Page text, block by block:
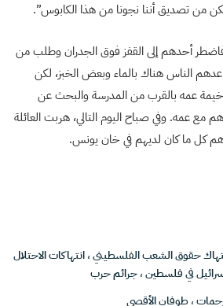
من تصديق أننا نجونا من هذا الكابوس”.
أحدهم إلى القفز فوق الجدران وطلب من
الناس هناك بالماء وبعض الخبز، لكن
خيمة عمه بالقرب من المدرسة والبحث عن
مع عمه. وفي صباح اليوم التالي، هربت العائلة
كل ما كان لديهم في خان يونس.
حقوق الشعب الفلسطيني،انتهاكات الاحتلال
في فلسطين،جرائم حرب
، طوفان الأقصى